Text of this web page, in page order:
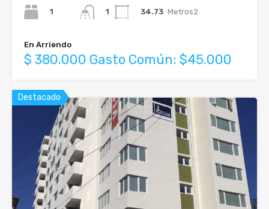
1
1
34.73 Metros2
En Arriendo
$ 380.000 Gasto Común: $45.000
Destacado